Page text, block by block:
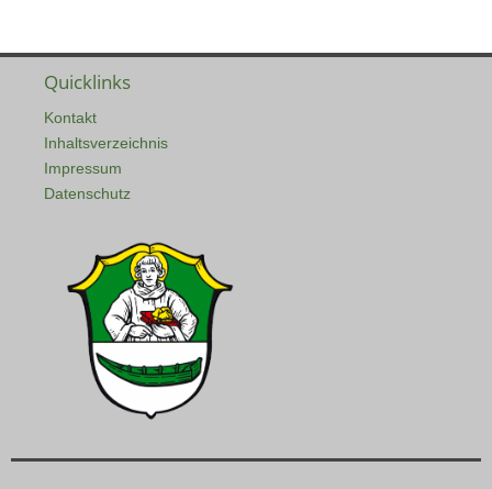
Quicklinks
Kontakt
Inhaltsverzeichnis
Impressum
Datenschutz